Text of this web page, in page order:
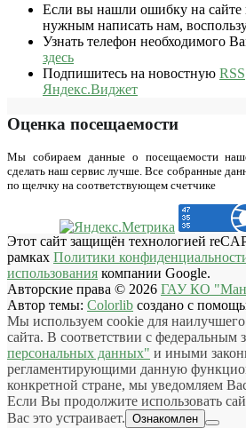
Если вы нашли ошибку на сайте
нужным написать нам,
Узнать телефон необходимого
здесь
Подпишитесь на новостную RSS
Яндекс.Виджет
Оценка посещаемости
Мы собираем данные о посещаемости
сделать наш сервис лучше. Все собранные
по щелчку на соответствующем счетчике
Этот сайт защищён технологией
рамках Политики
использования компании Google.
Авторские права © 2026 ГАУ КО
Автор темы: Colorlib создано с
Мы используем cookie для
сайта. В соответствии с федеральным
персональных данных" и иными
регламентирующими данную
конкретной стране, мы уведомляем
Если Вы продолжите использовать
Вас это устраивает. Ознакомлен